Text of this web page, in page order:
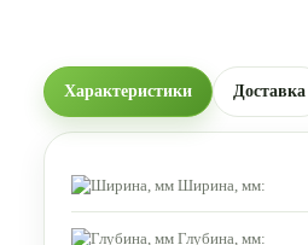
Характеристики Доставка
Ширина, мм:
Глубина, мм: